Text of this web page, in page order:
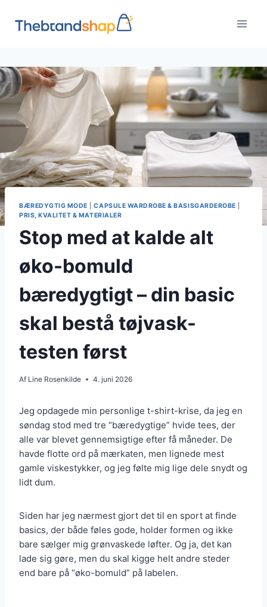
indhold
BÆREDYGTIG MODE |CAPSULE WARDROBE & BASISGARDEROBE
PRIS, KVALITET & MATERIALER
Stop med at kalde alt
øko-bomuld
bæredygtigt – din basic
skal bestå tøjvask-
testen først
Af Line Rosenkilde 4. juni 2026
Jeg opdagede min personlige t-shirt-krise, da jeg en
søndag stod med tre “bæredygtige” hvide tees, der
alle var blevet gennemsigtige efter få måneder. De
havde flotte ord på mærkaten, men lignede mest
gamle viskestykker, og jeg følte mig lige dele snydt og
lidt dum.
Siden har jeg nærmest gjort det til en sport at finde
basics, der både føles gode, holder formen og ikke
bare sælger mig grønvaskede løfter. Og ja, det kan
lade sig gøre, men du skal kigge helt andre steder
end bare på “øko-bomuld” på labelen.